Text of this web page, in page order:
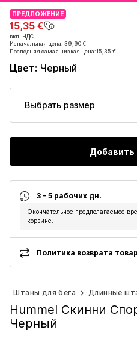
ПРЕДЛОЖЕНИЕ
15,35 €
вкл. НДС
Изначальная цена: 39,90 €
Последняя самая низкая цена:15,35 €
ПРЕДЛОЖЕНИЕ
15,35 €
вкл. НДС
Изначальная цена: 39,90 €
Последняя самая низкая цена:15,35 €
Цвет: Черный
Выбрать размер
Добавить
3 - 5 рабочих дн.
Окончательное предполагаемое
корзине.
Политика возврата
Штаны для бега Длинные
Hummel Скинни
Черный